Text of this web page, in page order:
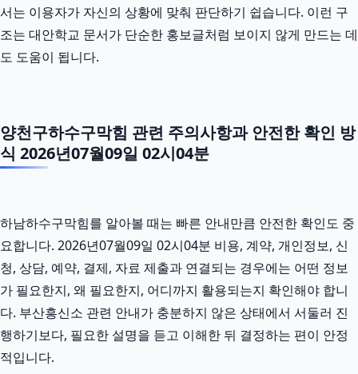
서는 이용자가 자신의 상황에 맞춰 판단하기 쉽습니다. 이런 구
조는 대안학교 문서가 단순한 홍보글처럼 보이지 않게 만드는 데
도 도움이 됩니다.
양천구하수구막힘 관련 주의사항과 안전한 확인 방
식 2026년07월09일 02시04분
하남하수구막힘를 알아볼 때는 빠른 안내만큼 안전한 확인도 중
요합니다. 2026년07월09일 02시04분 비용, 계약, 개인정보, 신
청, 상담, 예약, 결제, 자료 제출과 연결되는 경우에는 어떤 정보
가 필요한지, 왜 필요한지, 어디까지 활용되는지 확인해야 합니
다. 부산흥신소 관련 안내가 충분하지 않은 상태에서 서둘러 진
행하기보다, 필요한 설명을 듣고 이해한 뒤 결정하는 편이 안정
적입니다.